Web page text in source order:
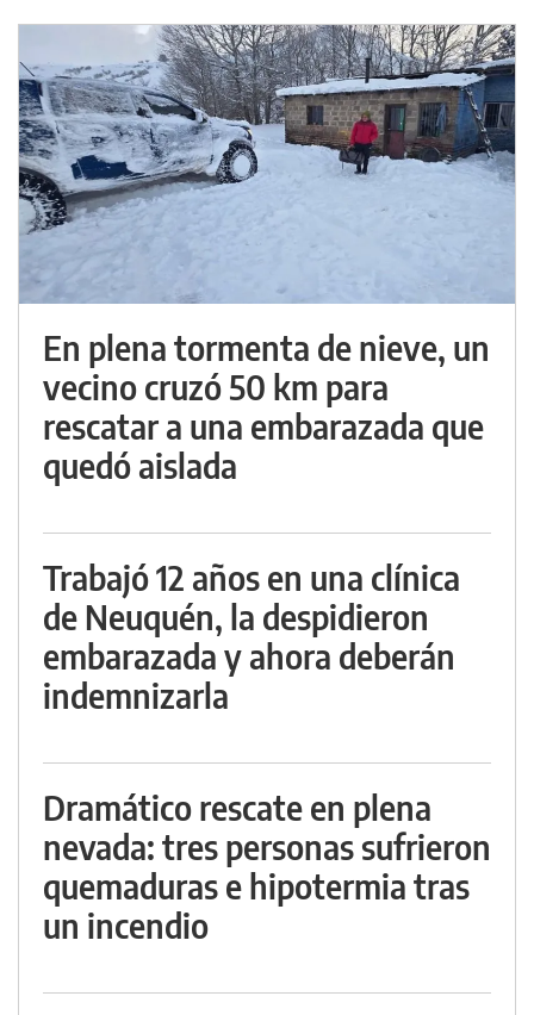
En plena tormenta de nieve, un
vecino cruzó 50 km para
rescatar a una embarazada que
quedó aislada
Trabajó 12 años en una clínica
de Neuquén, la despidieron
embarazada y ahora deberán
indemnizarla
Dramático rescate en plena
nevada: tres personas sufrieron
quemaduras e hipotermia tras
un incendio